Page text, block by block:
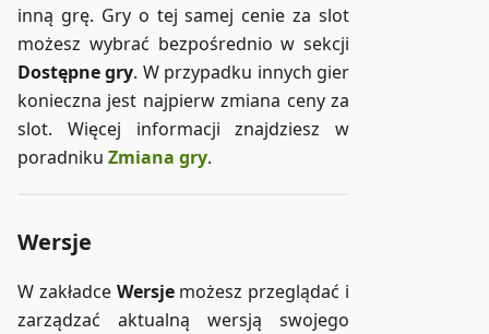
inną grę. Gry o tej samej cenie za slot
możesz wybrać bezpośrednio w sekcji
Dostępne gry. W przypadku innych gier
konieczna jest najpierw zmiana ceny za
slot. Więcej informacji znajdziesz w
poradniku Zmiana gry.
Wersje
W zakładce Wersjemożesz przeglądać i
zarządzać aktualną wersją swojego